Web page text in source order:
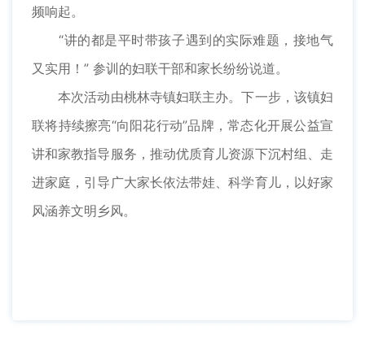
频响起。
“讲的都是平时带孩子遇到的实际难题，接地气
又实用！” 参训的妇联干部和家长纷纷说道。
本次活动由桃林寺镇妇联主办。下一步，该镇妇
联将持续擦亮“向阳花行动”品牌，常态化开展公益宣
讲和家教指导服务，推动优质育儿资源下沉村组、走
进家庭，引导广大家长依法带娃、科学育儿，以好家
风涵养文明乡风。